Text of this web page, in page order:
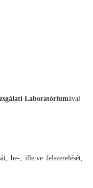
Laboratóriumával
be-, illetve felszerelését,